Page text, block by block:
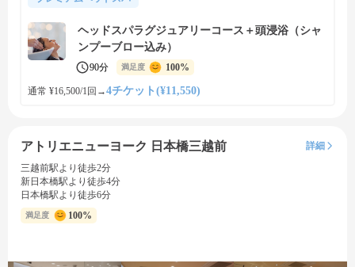
ヘッドスパラグジュアリーコース＋頭浸浴（シャ
ンプーブロー込み）
90分 満足度 100%
通常 ¥16,500/1回 →4チケット(¥11,550)
アトリエニューヨーク 日本橋三越前
詳細
三越前駅より徒歩2分
新日本橋駅より徒歩4分
日本橋駅より徒歩6分
満足度 100%